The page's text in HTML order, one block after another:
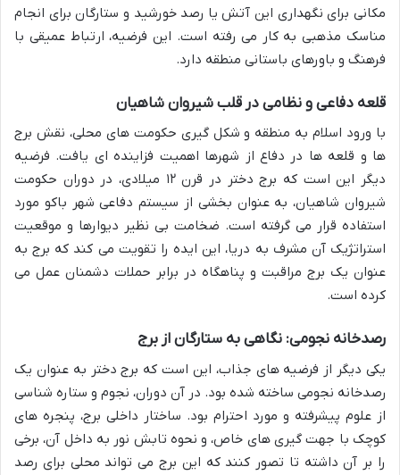
مکانی برای نگهداری این آتش یا رصد خورشید و ستارگان برای انجام
مناسک مذهبی به کار می رفته است. این فرضیه، ارتباط عمیقی با
فرهنگ و باورهای باستانی منطقه دارد.
قلعه دفاعی و نظامی در قلب شیروان شاهیان
با ورود اسلام به منطقه و شکل گیری حکومت های محلی، نقش برج
ها و قلعه ها در دفاع از شهرها اهمیت فزاینده ای یافت. فرضیه
دیگر این است که برج دختر در قرن ۱۲ میلادی، در دوران حکومت
شیروان شاهیان، به عنوان بخشی از سیستم دفاعی شهر باکو مورد
استفاده قرار می گرفته است. ضخامت بی نظیر دیوارها و موقعیت
استراتژیک آن مشرف به دریا، این ایده را تقویت می کند که برج به
عنوان یک برج مراقبت و پناهگاه در برابر حملات دشمنان عمل می
کرده است.
رصدخانه نجومی: نگاهی به ستارگان از برج
یکی دیگر از فرضیه های جذاب، این است که برج دختر به عنوان یک
رصدخانه نجومی ساخته شده بود. در آن دوران، نجوم و ستاره شناسی
از علوم پیشرفته و مورد احترام بود. ساختار داخلی برج، پنجره های
کوچک با جهت گیری های خاص، و نحوه تابش نور به داخل آن، برخی
را بر آن داشته تا تصور کنند که این برج می تواند محلی برای رصد